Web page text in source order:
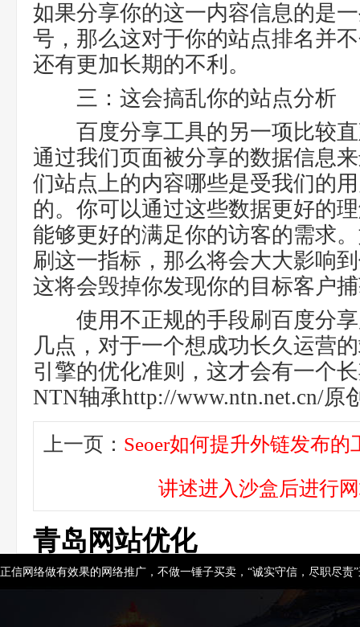
如果分享你的这一内容信息的是
号，那么这对于你的站点排名并
还有更加长期的不利。
三：这会搞乱你的站点分析
百度分享工具的另一项比较直
通过我们页面被分享的数据信息
们站点上的内容哪些是受我们的
的。你可以通过这些数据更好的
能够更好的满足你的访客的需求
刷这一指标，那么将会大大影响
这将会毁掉你发现你的目标客户
使用不正规的手段刷百度分享
几点，对于一个想成功长久运营
引擎的优化准则，这才会有一个
NTN轴承http://www.ntn.net.cn/原
上一页： Seoer如何提升外链发布的
讲述进入沙盒后进行
青岛网站优化
正信网络做有效果的网络推广，不做一锤子买卖，“诚实守信，尽职尽责